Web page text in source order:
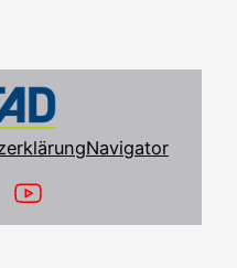
Navigator